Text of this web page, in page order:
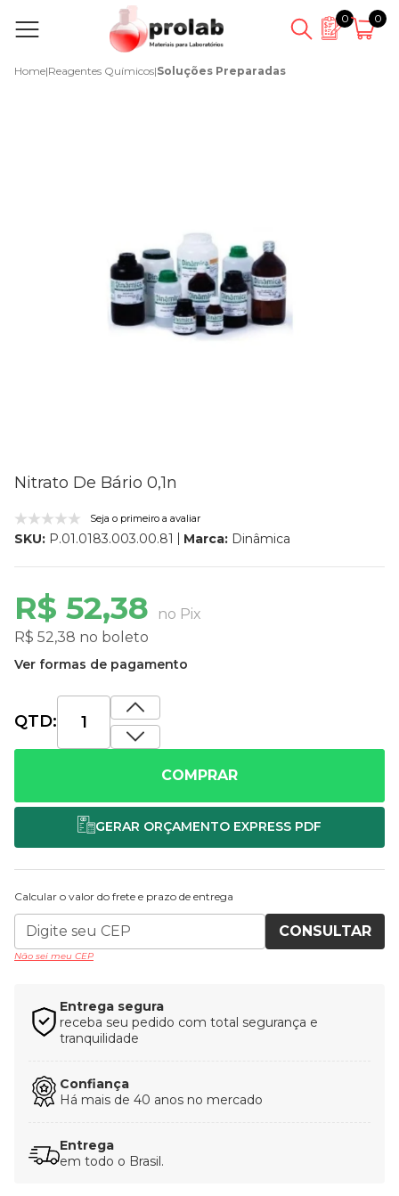
0 0
Home|Reagentes Químicos|Soluções Preparadas
Nitrato De Bário 0,1n
Seja o primeiro a avaliar
SKU: P.01.0183.003.00.81 Marca: Dinâmica
R$ 52,38
no Pix
R$ 52,38 no boleto
Ver formas de pagamento
QTD:
COMPRAR
Calcular o valor do frete e prazo de entrega
CONSULTAR
Não sei meu CEP
Entrega segura
receba seu pedido com total segurança e
tranquilidade
Confiança
Há mais de 40 anos no mercado
Entrega
em todo o Brasil.